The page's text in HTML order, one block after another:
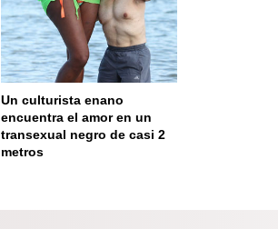
Un culturista enano
encuentra el amor en un
transexual negro de casi 2
metros